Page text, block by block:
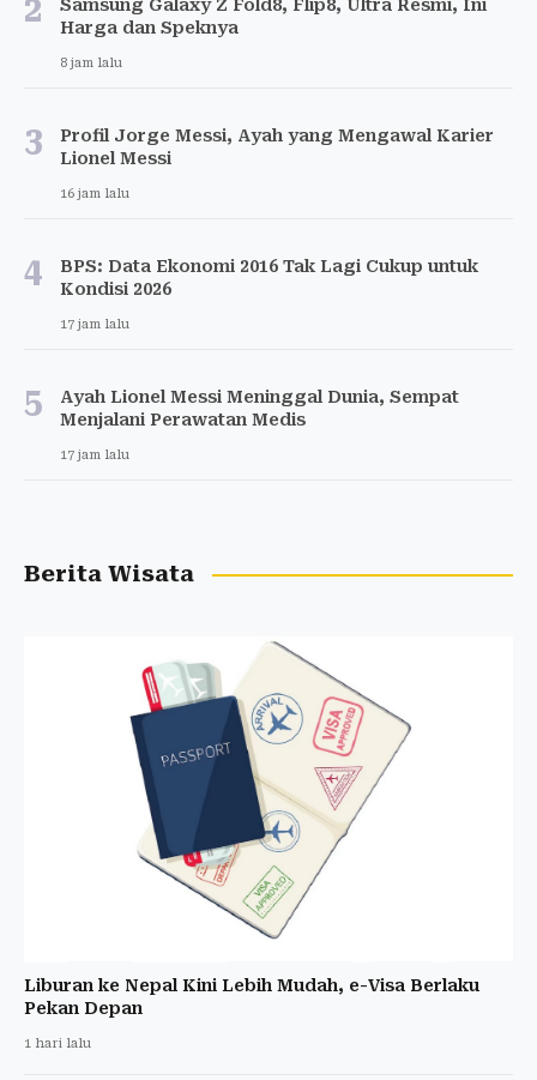
2
Samsung Galaxy Z Fold8, Flip8, Ultra Resmi, Ini
Harga dan Speknya
8 jam lalu
3
Profil Jorge Messi, Ayah yang Mengawal Karier
Lionel Messi
16 jam lalu
4
BPS: Data Ekonomi 2016 Tak Lagi Cukup untuk
Kondisi 2026
17 jam lalu
5
Ayah Lionel Messi Meninggal Dunia, Sempat
Menjalani Perawatan Medis
17 jam lalu
Berita Wisata
Liburan ke Nepal Kini Lebih Mudah, e-Visa Berlaku
Pekan Depan
1 hari lalu